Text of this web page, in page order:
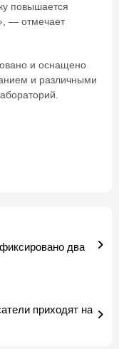
повышается
— отмечает
и оснащено
и различными
два
приходят на